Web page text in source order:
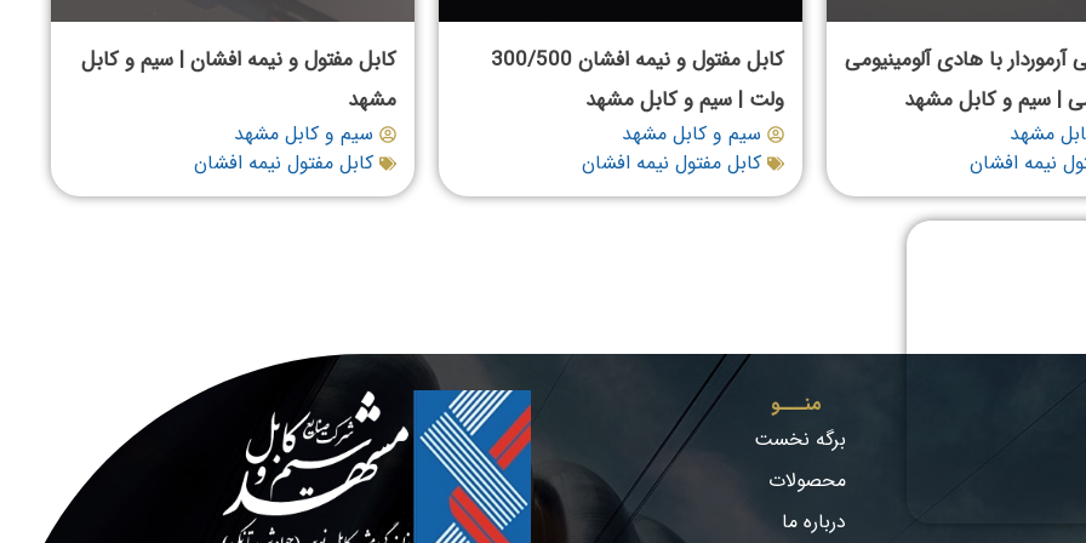
آرموردار با هادی آلومینیومی
| سیم و کابل مشهد
مشهد
نیمه افشان
کابل مفتول و نیمه افشان 300/500
ولت | سیم و کابل مشهد
سیم و کابل مشهد
کابل مفتول نیمه افشان
کابل مفتول و نیمه افشان | سیم و کابل
مشهد
سیم و کابل مشهد
کابل مفتول نیمه افشان
منـــو
برگه نخست
محصولات
درباره ما